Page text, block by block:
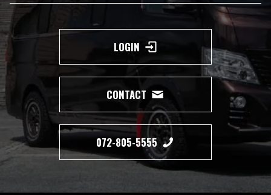
LOGIN
CONTACT
072-805-5555